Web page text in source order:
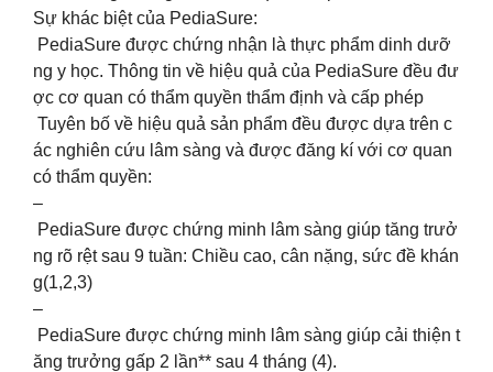
Sự khác biệt của PediaSure: ​
PediaSure được chứng nhận là thực phẩm dinh dưỡ
ng y học. Thông tin về hiệu quả của PediaSure đều đư
ợc cơ quan có thẩm quyền thẩm định và cấp phép​
Tuyên bố về hiệu quả sản phẩm đều được dựa trên c
ác nghiên cứu lâm sàng và được đăng kí với cơ quan
có thẩm quyền:​
–
PediaSure được chứng minh lâm sàng giúp tăng trưở
ng rõ rệt sau 9 tuần: Chiều cao, cân nặng, sức đề khán
g(1,2,3) ​
–
PediaSure được chứng minh lâm sàng giúp cải thiện t
ăng trưởng gấp 2 lần** sau 4 tháng (4).​